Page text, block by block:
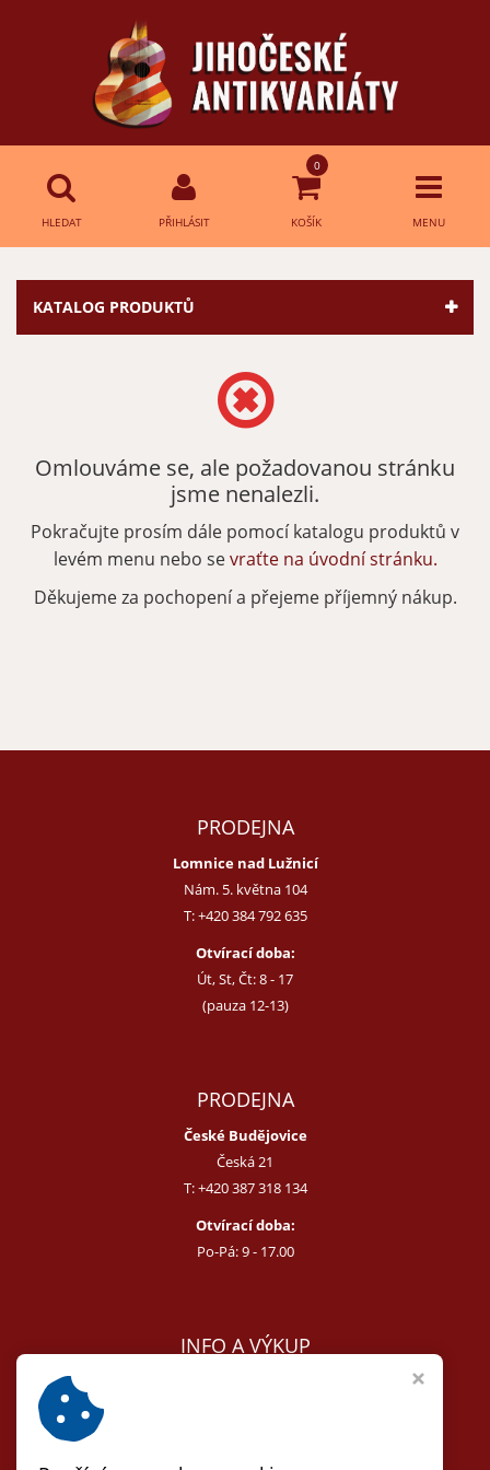
HLEDAT PŘIHLÁSIT
0
KOŠÍK MENU
Přihlášení
Přihlásit
Zapomenuté heslo Nová registrace
KATALOG PRODUKTŮ
Omlouváme se, ale požadovanou stránku
jsme nenalezli.
Pokračujte prosím dále pomocí katalogu produktů v
levém menu nebo sevraťte na úvodní stránku.
Děkujeme za pochopení a přejeme příjemný nákup.
PRODEJNA
Lomnice nad Lužnicí
Nám. 5. května 104
T:+420 384 792 635
Otvírací doba:
Út, St, Čt: 8 - 17
(pauza 12-13)
PRODEJNA
České Budějovice
Česká 21
T:+420 387 318 134
Otvírací doba:
Po-Pá: 9 - 17.00
INFO A VÝKUP